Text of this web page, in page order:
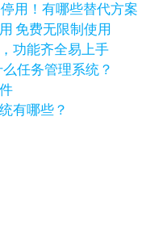
用！有哪些替代方案
免费无限制使用
功能齐全易上手
任务管理系统？
有哪些？